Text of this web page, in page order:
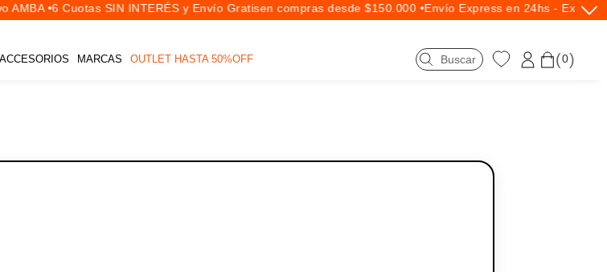
ACCESORIOS MARCAS OUTLET HASTA 50%OFF
•6 Cuotas SIN INTERÉS y Envío Gratisen compras desde $150.000 • Envío Express en 24hs - Exclusivo
0